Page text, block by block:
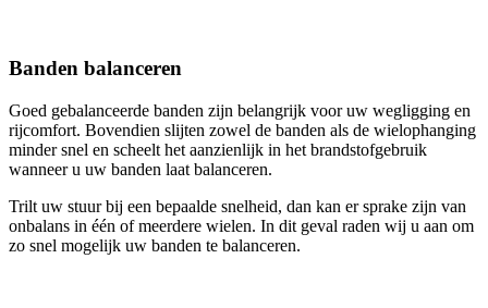
Banden balanceren
Goed gebalanceerde banden zijn belangrijk voor uw wegligging en
rijcomfort. Bovendien slijten zowel de banden als de wielophanging
minder snel en scheelt het aanzienlijk in het brandstofgebruik
wanneer u uw banden laat balanceren.
Trilt uw stuur bij een bepaalde snelheid, dan kan er sprake zijn van
onbalans in één of meerdere wielen. In dit geval raden wij u aan om
zo snel mogelijk uw banden te balanceren.